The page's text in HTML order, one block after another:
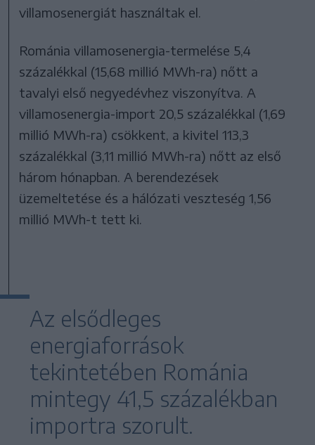
villamosenergiát használtak el.
Románia villamosenergia-termelése 5,4
százalékkal (15,68 millió MWh-ra) nőtt a
tavalyi első negyedévhez viszonyítva. A
villamosenergia-import 20,5 százalékkal (1,69
millió MWh-ra) csökkent, a kivitel 113,3
százalékkal (3,11 millió MWh-ra) nőtt az első
három hónapban. A berendezések
üzemeltetése és a hálózati veszteség 1,56
millió MWh-t tett ki.
Az elsődleges
energiaforrások
tekintetében Románia
mintegy 41,5 százalékban
importra szorult.